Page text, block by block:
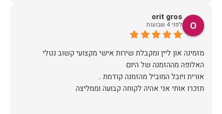
orit gros
לפני 4 שבועות
מזמינה און ליין ומקבלת שירות אישי מקצועי קשוב נטלי
תזכרו אותי אני אהיה לקוחה קבועה וממליצה